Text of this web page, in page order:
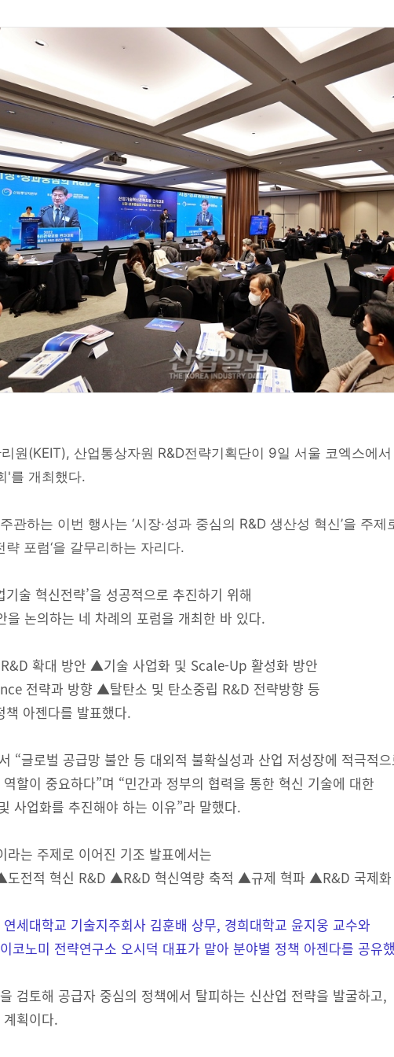
원(KEIT), 산업통상자원 R&D전략기획단이 9일 서울 코엑스에
'를 개최했다.
관하는 이번 행사는 ‘시장·성과 중심의 R&D 생산성 혁신’을 주
포럼‘을 갈무리하는 자리다.
술 혁신전략’을 성공적으로 추진하기 위해
논의하는 네 차례의 포럼을 개최한 바 있다.
확대 방안 ▲기술 사업화 및 Scale-Up 활성화 방안
전략과 방향 ▲탈탄소 및 탄소중립 R&D 전략방향 등
책 아젠다를 발표했다.
“글로벌 공급망 불안 등 대외적 불확실성과 산업 저성장에 적극적
할이 중요하다”며 “민간과 정부의 협력을 통한 혁신 기술에 대한
사업화를 추진해야 하는 이유”라 말했다.
는 주제로 이어진 기조 발표에서는
전적 혁신 R&D ▲R&D 혁신역량 축적 ▲규제 혁파 ▲R&D 국제화
세대학교 기술지주회사 김훈배 상무, 경희대학교 윤지웅 교수와
코노미 전략연구소 오시덕 대표가 맡아 분야별 정책 아젠다를 공유
검토해 공급자 중심의 정책에서 탈피하는 신산업 전략을 발굴하고,
획이다.